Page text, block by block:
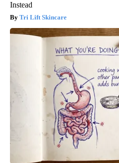
Instead
Tri Lift Skincare